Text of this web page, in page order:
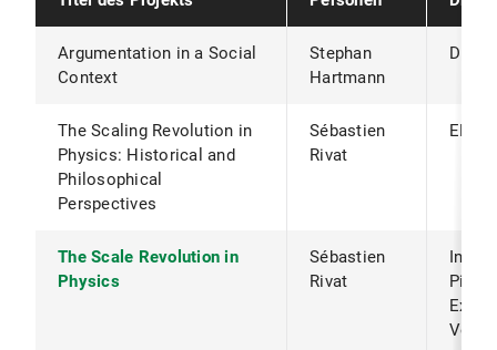
Klimawissenschaften
der Frage nach, wie das
IPCC-Gremium den Grad des Verständnisses
gemessen werden kann.
Argumentation in a Social
Context
Stephan
Hartmann
DFG
The Scaling Revolution in
Physics: Historical and
Philosophical
Perspectives
Sébastien
Rivat
ERC
The Scale Revolution in
Physics
Sébastien
Rivat